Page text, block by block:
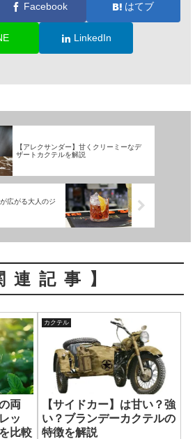
Facebook はてブ
LinkedIn
【アレクサンダー】甘くクリーミーなデ
ザートカクテルを解説
広がる大人のジ
連記事】
両
ッ
比較
カクテル
【サイドカー】は甘い？強
い？ブランデーカクテルの
特徴を解説